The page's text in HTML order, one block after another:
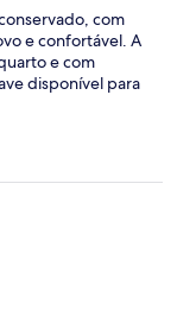
com
e confortável. A
e com
disponível para